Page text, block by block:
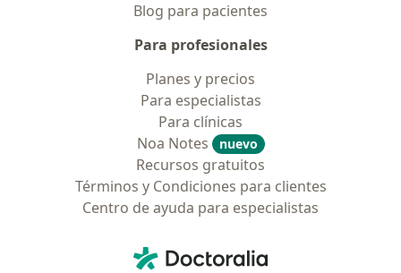
Blog para pacientes
Para profesionales
Planes y precios
Para especialistas
Para clínicas
Noa Notes
nuevo
Recursos gratuitos
Términos y Condiciones para clientes
Centro de ayuda para especialistas
Doctoralia - Página de inicio